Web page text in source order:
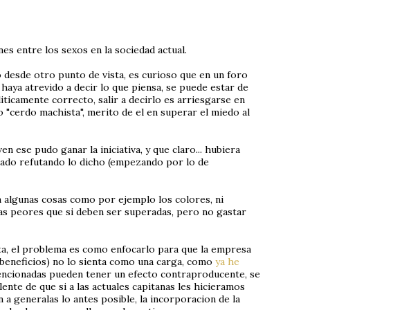
entre los sexos en la sociedad actual.
otro punto de vista, es curioso que en un foro
atrevido a decir lo que piensa, se puede estar de
correcto, salir a decirlo es arriesgarse en
"cerdo machista", merito de el en superar el miedo al
ese pudo ganar la iniciativa, y que claro... hubiera
refutando lo dicho (empezando por lo de
algunas cosas como por ejemplo los colores, ni
peores que si deben ser superadas, pero no gastar
el problema es como enfocarlo para que la empresa
no lo sienta como una carga, como ya he
pueden tener un efecto contraproducente, se
de que si a las actuales capitanas les hicieramos
generalas lo antes posible, la incorporacion de la